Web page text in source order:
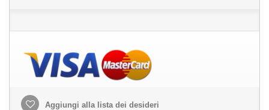
Aggiungi alla lista dei desideri